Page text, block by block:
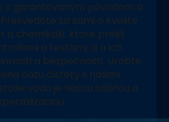
s garantovaným pôvodom a
sa sami o kvalite
a chemikálií, ktoré prešli
a testami, a o ich
a bezpečnosti. Urobte
oázu čistoty s našimi
voda je našou vášňou a